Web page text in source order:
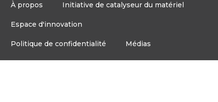
À propos Initiative de catalyseur du matériel
Espace d'innovation
Politique de confidentialité Médias
Board d'emploi